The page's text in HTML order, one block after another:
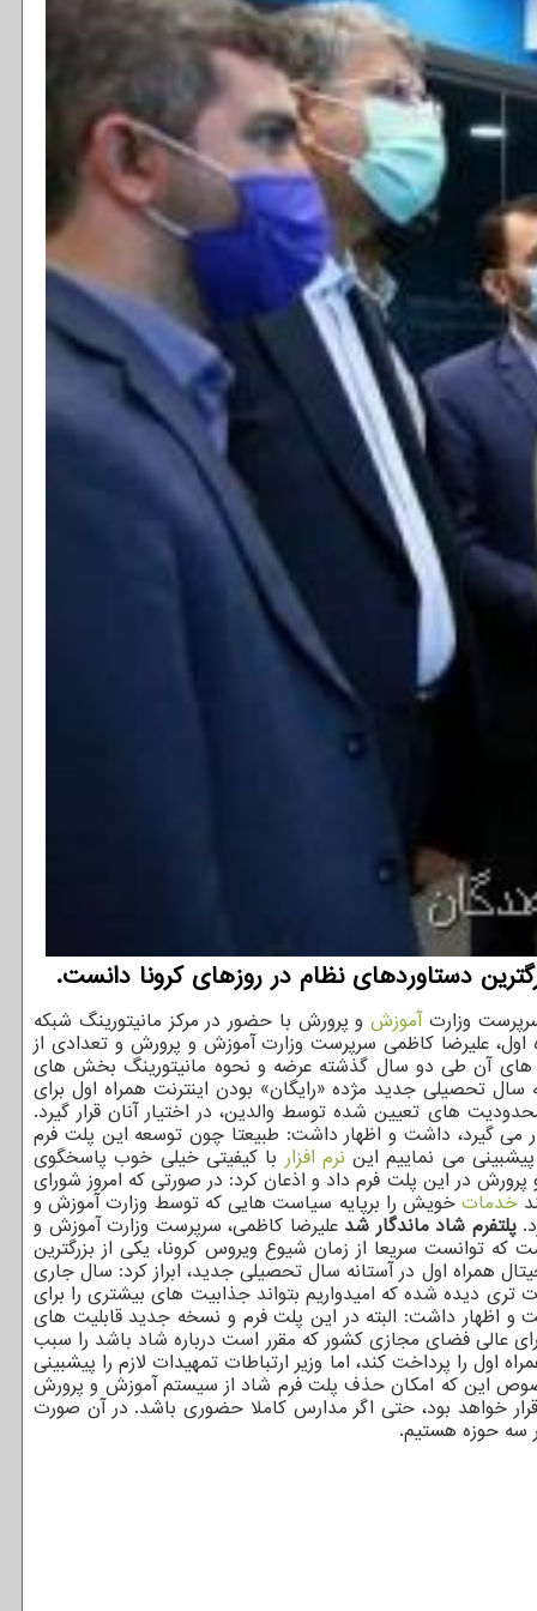
دستاوردهای نظام در روزهای کرونا دانست.
آموزشو پرورش با حضور در مرکز مانیتورینگ شبکه
علیرضا کاظمی سرپرست وزارت آموزش و پرورش و تعدادی از
های آن طی دو سال گذشته عرضه و نحوه مانیتورینگ بخش های
سال تحصیلی جدید مژده «رایگان» بودن اینترنت همراه اول برای
های تعیین شده توسط والدین، در اختیار آنان قرار گیرد.
می گیرد، داشت و اظهار داشت: طبیعتا چون توسعه این پلت فرم
می نماییم این نرم افزار با کیفیتی خیلی خوب پاسخگوی
در این پلت فرم داد و اذعان کرد: در صورتی که امروز شورای
خدماتخویش را برپایه سیاست هایی که توسط وزارت آموزش و
پلتفرم شاد ماندگار شد علیرضا کاظمی، سرپرست وزارت آموزش و
که توانست سریعا از زمان شیوع ویروس کرونا، یکی از بزرگترین
همراه اول در آستانه سال تحصیلی جدید، ابراز کرد: سال جاری
دیده شده که امیدواریم بتواند جذابیت های بیشتری را برای
و اظهار داشت: البته در این پلت فرم و نسخه جدید قابلیت های
عالی فضای مجازی کشور که مقرر است درباره شاد باشد را سبب
را پرداخت کند، اما وزیر ارتباطات تمهیدات لازم را پیشبینی
این که امکان حذف پلت فرم شاد از سیستم آموزش و پرورش
خواهد بود، حتی اگر مدارس کاملا حضوری باشد. در آن صورت
سه حوزه هستیم.